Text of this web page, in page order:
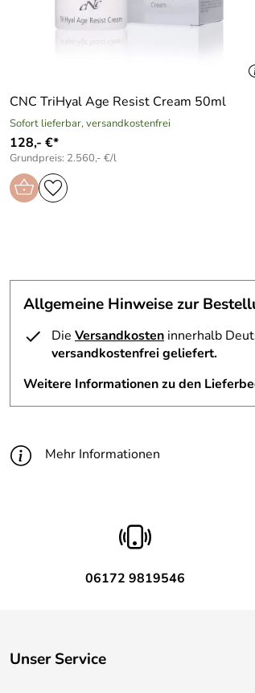
CNC TriHyal Age Resist Cream 50ml
Sofort lieferbar, versandkostenfrei
128,- €*
Grundpreis: 2.560,- €/l
Allgemeine Hinweise zur
Die Versandkosten innerhalb
versandkostenfrei geliefert.
Weitere Informationen zu den
Mehr Informationen
06172 9819546
Unser Service